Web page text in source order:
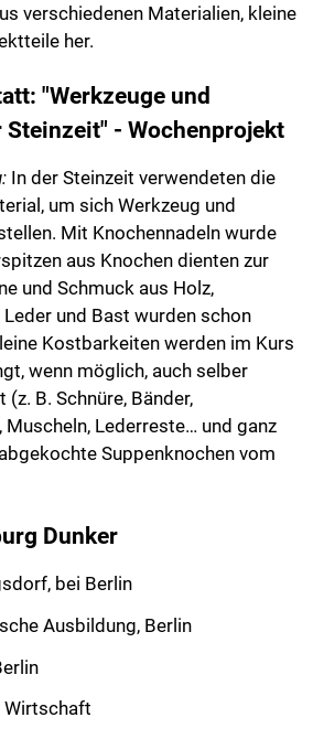
verschiedenen Materialien, kleine
her.
"Werkzeuge und
Steinzeit" - Wochenprojekt
In der Steinzeit verwendeten die
um sich Werkzeug und
Mit Knochennadeln wurde
aus Knochen dienten zur
und Schmuck aus Holz,
Leder und Bast wurden schon
Kostbarkeiten werden im Kurs
wenn möglich, auch selber
B. Schnüre, Bänder,
Muscheln, Lederreste… und ganz
Suppenknochen vom
Dunker
bei Berlin
Ausbildung, Berlin
Wirtschaft